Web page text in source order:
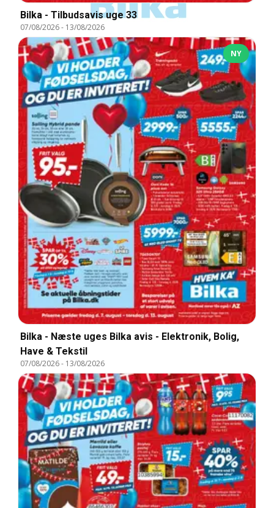
Bilka - Tilbudsavis uge 33
07/08/2026- 13/08/2026
NY
Bilka - Næste uges Bilka avis - Elektronik, Bolig,
Have & Tekstil
07/08/2026- 13/08/2026